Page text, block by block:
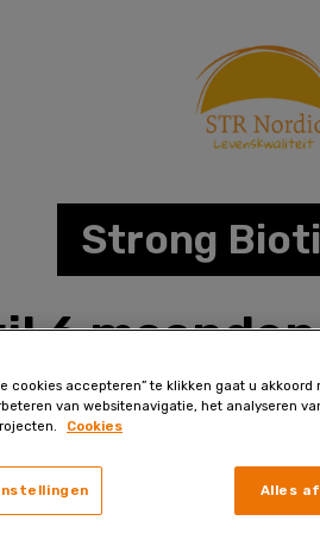
Strong
6
cookies accepteren” te klikken gaat u
van websitenavigatie, het analyseren
Cookies
Alles